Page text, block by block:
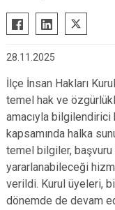
Bucak
28.11.2025
İlçe İnsan Hakları
temel hak ve
amacıyla bilgilendirici
kapsamında halka
temel bilgiler, başvuru
yararlanabileceği
verildi. Kurul üyeleri,
dönemde de devam